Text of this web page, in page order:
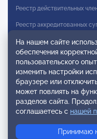
Реестр действительных
Реестр аккредитованных
Реестр СРО
Сертификация
Сертификация тренеров и
Экспертиза и регистрация
Мероприятия лиги
Календарь событий
На нашем сайте
обеспечения
пользовательского
изменить настройки
браузере или
может повлиять на
разделов сайта.
соглашаетесь с нашей
Принимаю